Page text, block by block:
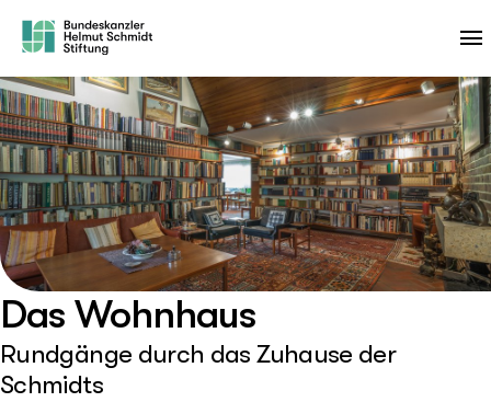
Das Wohnhaus
Rundgänge durch das Zuhause der
Schmidts